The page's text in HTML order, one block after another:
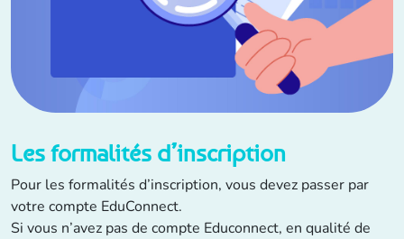
Les formalités d’inscription
Pour les formalités d’inscription, vous devez passer par
votre compte EduConnect.
Si vous n’avez pas de compte Educonnect, en qualité de